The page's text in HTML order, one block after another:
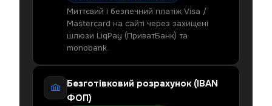
Миттєвий і безпечний платіж Visa /
Mastercard на сайті через захищені
шлюзи LiqPay (ПриватБанк) та
monobank.
Безготівковий розрахунок (IBAN
ФОП)